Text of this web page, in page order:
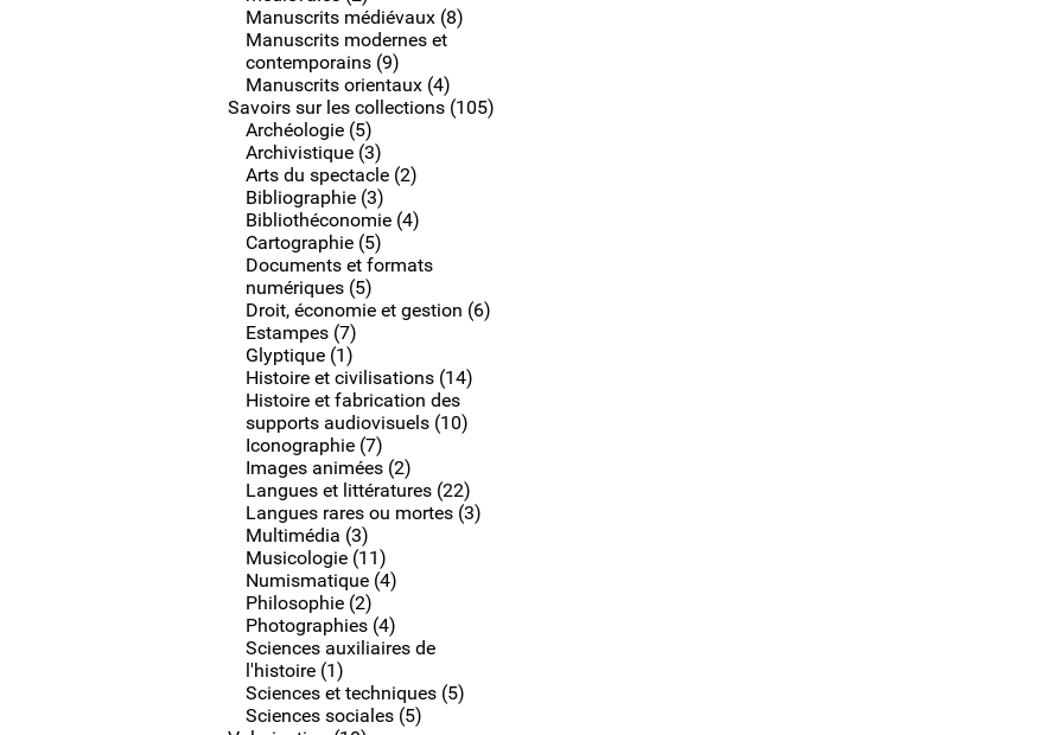
Manuscrits médiévaux (8)
Manuscrits modernes et
contemporains (9)
Manuscrits orientaux (4)
Savoirs sur les collections (105)
Archéologie (5)
Archivistique (3)
Arts du spectacle (2)
Bibliographie (3)
Bibliothéconomie (4)
Cartographie (5)
Documents et formats
numériques (5)
Droit, économie et gestion (6)
Estampes (7)
Glyptique (1)
Histoire et civilisations (14)
Histoire et fabrication des
supports audiovisuels (10)
Iconographie (7)
Images animées (2)
Langues et littératures (22)
Langues rares ou mortes (3)
Multimédia (3)
Musicologie (11)
Numismatique (4)
Philosophie (2)
Photographies (4)
Sciences auxiliaires de
l'histoire (1)
Sciences et techniques (5)
Sciences sociales (5)